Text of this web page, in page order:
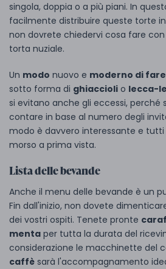
singola, doppia o a più piani. In
facilmente distribuire queste torte
non dovrete chiedervi cosa fare
torta nuziale.
Un modo nuovo e moderno di
sotto forma di ghiaccioli o lecca-
si evitano anche gli eccessi, perché
contare in base al numero degli
modo è davvero interessante e tutti
morso a prima vista.
Lista delle bevande
Anche il menu delle bevande è un
Fin dall'inizio, non dovete
dei vostri ospiti. Tenete pronte
menta per tutta la durata del
considerazione le macchinette del
caffè sarà l'accompagnamento